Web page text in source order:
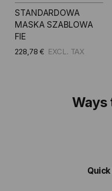
STANDARDOWA
MASKA SZABLOWA
FIE
228,78 €
Ways